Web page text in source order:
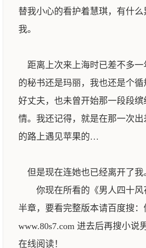
替我小心的看护着慧琪，有什么
我。
距离上次来上海时已差不多一
的秘书还是玛丽，我也还是个
好丈夫，也未曾开始那一段段
情。我还记得，就是在那一次出
的路上遇见苹果的…
但是现在连她也已经离开了我
你现在所看的《男人四十
半章，要看完整版本请百度搜
www.80s7.com 进去后再搜小说
在线阅读！